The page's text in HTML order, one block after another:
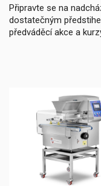
Připravte se na
dostatečným
předváděcí akce a